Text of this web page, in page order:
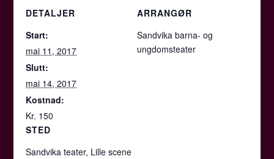
DETALJER
Start:
mai 11, 2017
Slutt:
mai 14, 2017
Kostnad:
Kr. 150
STED
Sandvika teater, Lille scene
ARRANGØR
Sandvika barna- og
ungdomsteater